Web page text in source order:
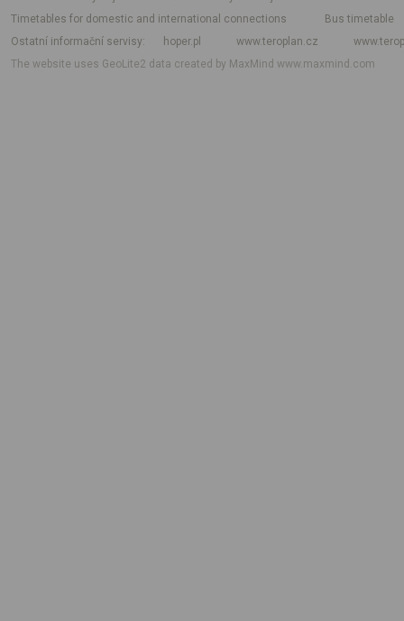
Timetables for domestic and international connections
Bus timetable
Ostatní informační servisy
hoper.pl www.teroplan.cz
The website uses GeoLite2 data created by MaxMindwww.maxmind.com